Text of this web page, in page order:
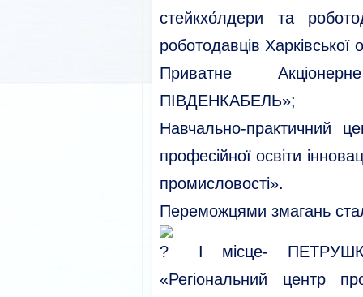
стейкхо́лдери та
роботодавців Харківської
Приватне
ПІВДЕНКАБЕЛЬ»;
Навчально-практичний
професійної освіти
промисловості».
Переможцями змагань
I місце-
«Регіональний центр